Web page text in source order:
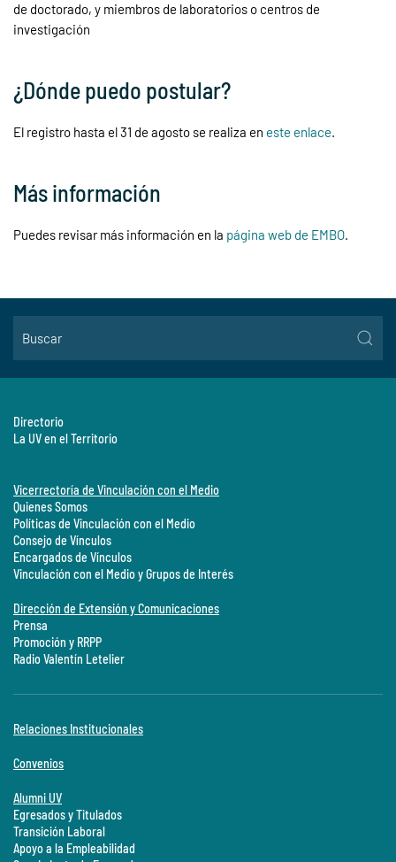
de doctorado, y miembros de laboratorios o centros de
investigación
¿Dónde puedo postular?
El registro hasta el 31 de agosto se realiza en este enlace.
Más información
Puedes revisar más información en la página web de EMBO.
Directorio
La UV en el Territorio
Vicerrectoría de Vinculación con el Medio
Quienes Somos
Políticas de Vinculación con el Medio
Consejo de Vínculos
Encargados de Vínculos
Vinculación con el Medio y Grupos de Interés
Dirección de Extensión y Comunicaciones
Prensa
Promoción y RRPP
Radio Valentín Letelier
Relaciones Institucionales
Convenios
Alumni UV
Egresados y Titulados
Transición Laboral
Apoyo a la Empleabilidad